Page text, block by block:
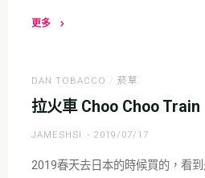
更多
鳥
Cock
DAN TOBACCO / 菸草
拉火車 Choo Choo Train
JAMESHSI 2019/07/17
2019春天去日本的時候買的，看